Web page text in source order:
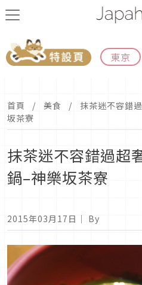
東京
首頁 美食
抹茶迷不容錯
坂茶寮
抹茶迷不容錯過超
鍋–神樂坂茶寮
2015年03月17日 ｜ By